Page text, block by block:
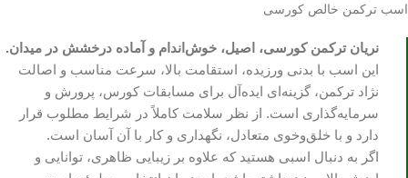
اسب ترکمن خالص کورسی
نریان ترکمن کورسی، اصیل، خوش‌اندام و آماده درخشش در میدان.
این اسب با بدنی ورزیده، استقامت بالا، سرعت مناسب و اصالت
نژاد ترکمن، گزینه‌ای ایده‌آل برای مسابقات کورس، پرورش و
سرمایه‌گذاری است. از نظر سلامت کاملاً در شرایط مطلوب قرار
دارد و با خلق‌وخوی متعادل، نگهداری و کار با آن آسان است.
اگر به دنبال اسبی هستید که علاوه بر زیبایی ظاهری، توانایی و